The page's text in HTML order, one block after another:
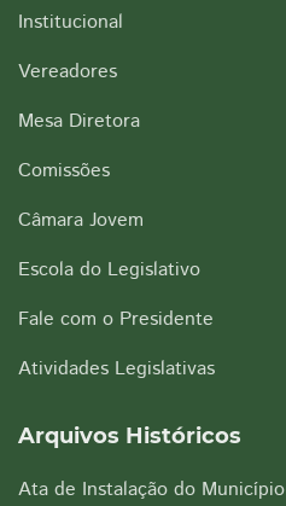
Institucional
Vereadores
Mesa Diretora
Comissões
Câmara Jovem
Escola do Legislativo
Fale com o Presidente
Atividades Legislativas
Arquivos Históricos
Ata de Instalação do Município